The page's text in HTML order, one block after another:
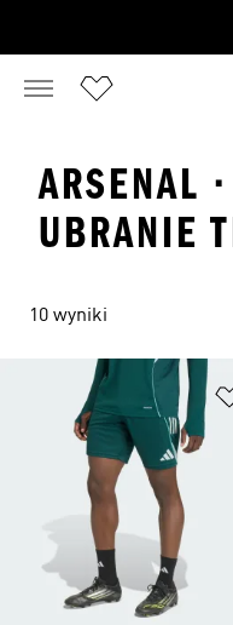
ARSENAL
UBRANIE
10 wyniki